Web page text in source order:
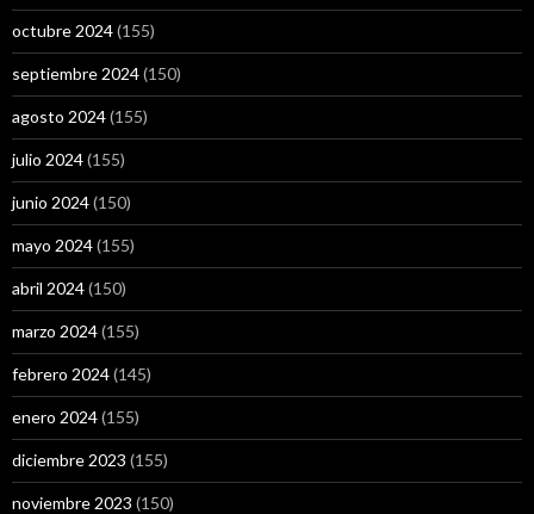
octubre 2024(155)
septiembre 2024(150)
agosto 2024(155)
julio 2024(155)
junio 2024(150)
mayo 2024(155)
abril 2024(150)
marzo 2024(155)
febrero 2024(145)
enero 2024(155)
diciembre 2023 (155)
noviembre 2023 (150)